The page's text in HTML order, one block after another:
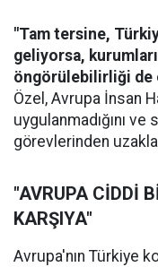
"Tam tersine,
geliyorsa,
öngörülebilirliği de
Özel, Avrupa İnsan
uygulanmadığını
görevlerinden
"AVRUPA CİDDİ
KARŞIYA"
Avrupa'nın Türkiye